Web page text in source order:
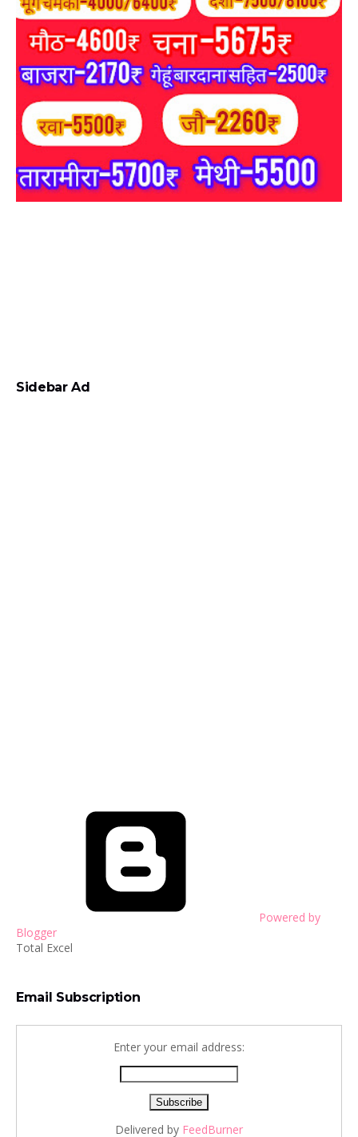
Sidebar Ad
Powered by
Blogger
Total Excel
Email Subscription
Enter your email address:
Delivered by FeedBurner